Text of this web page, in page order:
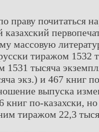
праву почитаться
массовую
тиражом 1532
1531 тысяча
экз.) и 467 книг
выпуска
книг по-казахски,
тиражом 22,3